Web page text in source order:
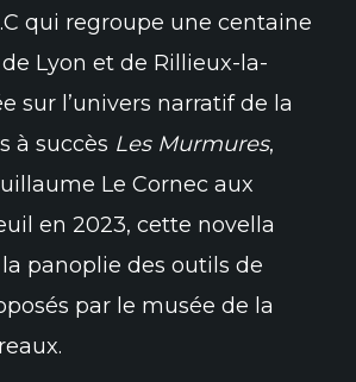
qui regroupe une centaine
Lyon et de Rillieux-la-
sur l’univers narratif de la
à succès Les Murmures,
Le Cornec aux
en 2023, cette novella
panoplie des outils de
par le musée de la